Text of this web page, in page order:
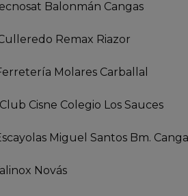
Balonmán Cangas
Remax Riazor
Molares Carballal
Cisne Colegio Los Sauces
Miguel Santos Bm.
Novás